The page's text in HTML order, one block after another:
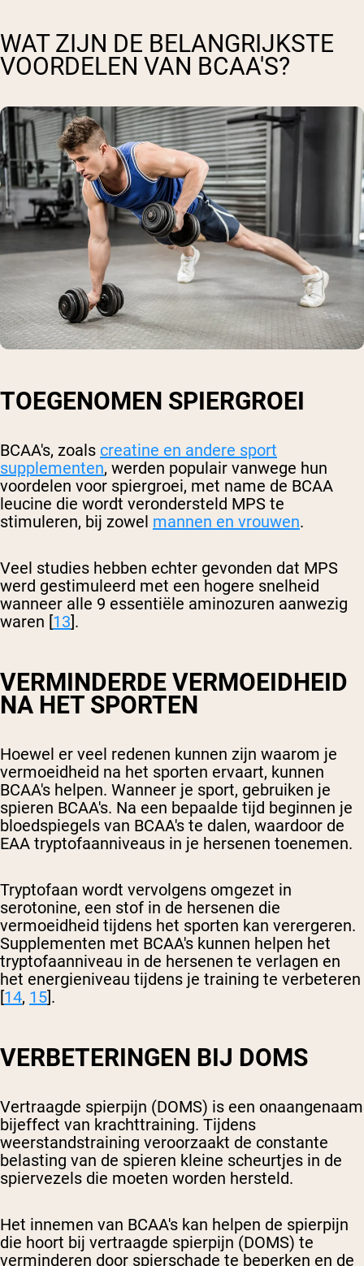
WAT ZIJN DE BELANGRIJKSTE
VOORDELEN VAN BCAA'S?
TOEGENOMEN SPIERGROEI
BCAA's, zoals creatine en andere sport
supplementen, werden populair vanwege hun
voordelen voor spiergroei, met name de BCAA
leucine die wordt verondersteld MPS te
stimuleren, bij zowel mannen en vrouwen.
Veel studies hebben echter gevonden dat MPS
werd gestimuleerd met een hogere snelheid
wanneer alle 9 essentiële aminozuren aanwezig
waren [13].
VERMINDERDE VERMOEIDHEID
NA HET SPORTEN
Hoewel er veel redenen kunnen zijn waarom je
vermoeidheid na het sporten ervaart, kunnen
BCAA's helpen. Wanneer je sport, gebruiken je
spieren BCAA's. Na een bepaalde tijd beginnen je
bloedspiegels van BCAA's te dalen, waardoor de
EAA tryptofaanniveaus in je hersenen toenemen.
Tryptofaan wordt vervolgens omgezet in
serotonine, een stof in de hersenen die
vermoeidheid tijdens het sporten kan verergeren.
Supplementen met BCAA's kunnen helpen het
tryptofaanniveau in de hersenen te verlagen en
het energieniveau tijdens je training te verbeteren
[14, 15].
VERBETERINGEN BIJ DOMS
Vertraagde spierpijn (DOMS) is een onaangenaam
bijeffect van krachttraining. Tijdens
weerstandstraining veroorzaakt de constante
belasting van de spieren kleine scheurtjes in de
spiervezels die moeten worden hersteld.
Het innemen van BCAA's kan helpen de spierpijn
die hoort bij vertraagde spierpijn (DOMS) te
verminderen door spierschade te beperken en de